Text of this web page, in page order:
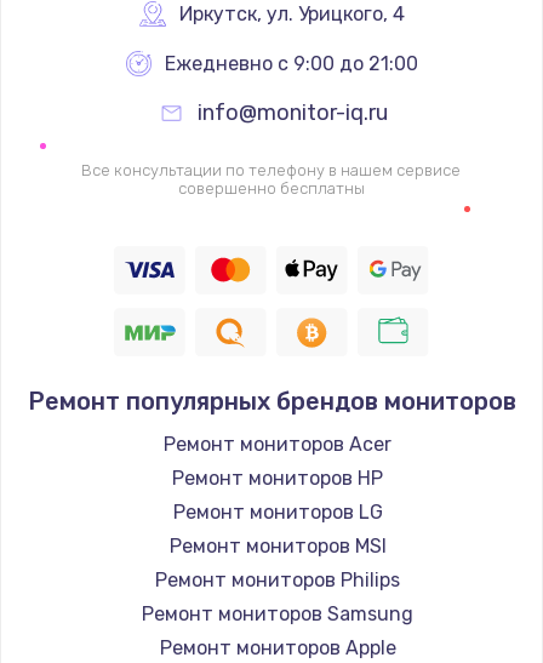
1600 руб.
Заказать
Ремонт цепей питания
2500 руб.
Заказать
Замена жесткого диска
Заказать
Установка драйверов
725 руб.
Заказать
Замена вебкамеры
1260 руб.
Заказать
Иркутск, ул. Урицкого, 4
Ежедневно с 9:00 до 21:00
info@monitor-iq.ru
Все консультации по телефону в нашем сервисе
совершенно бесплатны
Ремонт популярных брендов мониторов
Ремонт мониторов Acer
Ремонт мониторов HP
Ремонт мониторов LG
Ремонт мониторов MSI
Ремонт мониторов Philips
Ремонт мониторов Samsung
Ремонт мониторов Apple